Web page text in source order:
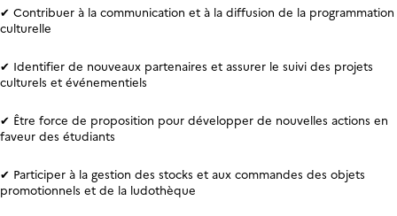
✔ Contribuer à la communication et à la diffusion de la programmation
culturelle
✔ Identifier de nouveaux partenaires et assurer le suivi des projets
culturels et événementiels
✔ Être force de proposition pour développer de nouvelles actions en
faveur des étudiants
✔ Participer à la gestion des stocks et aux commandes des objets
promotionnels et de la ludothèque